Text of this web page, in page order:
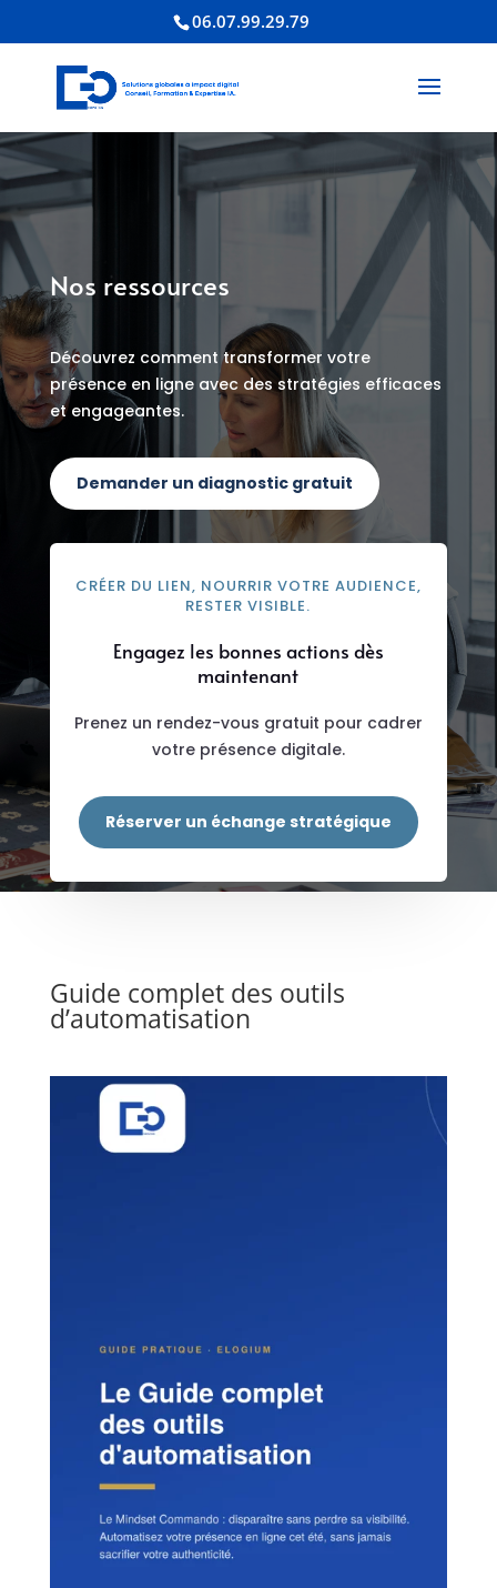
06.07.99.29.79
18
Score SEO
Nos ressources
Découvrez comment transformer votre
présence en ligne avec des stratégies efficaces
et engageantes.
Demander un diagnostic gratuit
CRÉER DU LIEN, NOURRIR VOTRE AUDIENCE,
RESTER VISIBLE.
Engagez les bonnes actions dès
maintenant
Prenez un rendez-vous gratuit pour cadrer
votre présence digitale.
Réserver un échange stratégique
Guide complet des outils
d’automatisation